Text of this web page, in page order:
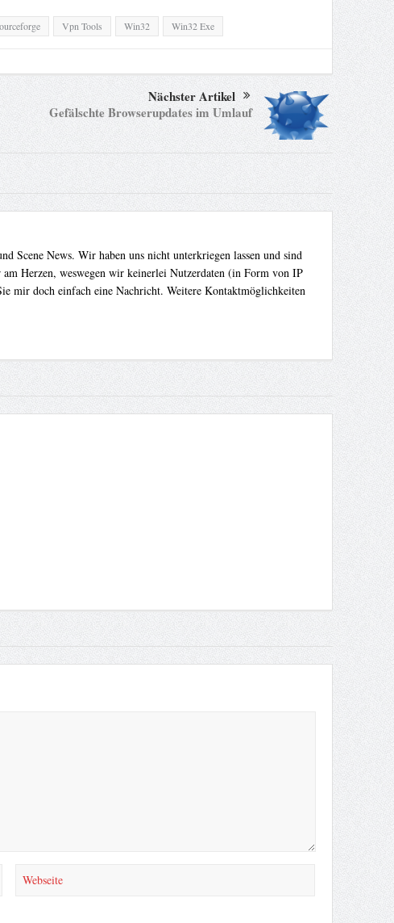
Vpn Tools Win32 Win32 Exe
Nächster Artikel
Gefälschte Browserupdates im Umlauf
Scene News. Wir haben uns nicht unterkriegen lassen und sind
Herzen, weswegen wir keinerlei Nutzerdaten (in Form von IP
mir doch einfach eine Nachricht. Weitere Kontaktmöglichkeiten